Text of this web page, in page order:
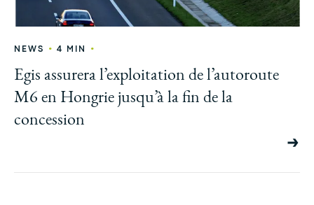
NEWS • 4 MIN •
Egis assurera l’exploitation de l’autoroute
M6 en Hongrie jusqu’à la fin de la
concession